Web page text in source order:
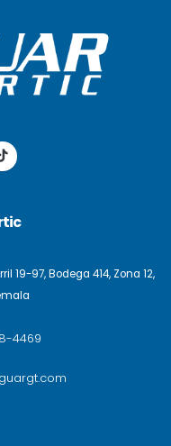
19-97, Bodega 414, Zona 12,
4469